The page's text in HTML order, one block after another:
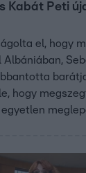
Kabát Peti
el, hogy
hogy